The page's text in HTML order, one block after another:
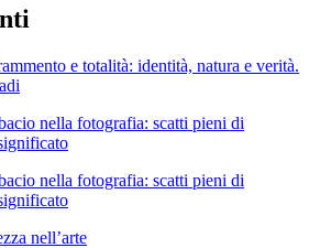
e totalità: identità, natura e verità.
nella fotografia: scatti pieni di
nella fotografia: scatti pieni di
nell’arte